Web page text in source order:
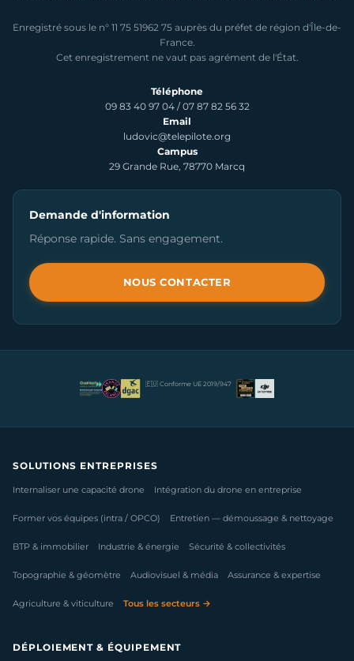
Enregistré sous le n° 11 75 51962 75 auprès du préfet de région d'Île-de-
France.
Cet enregistrement ne vaut pas agrément de l'État.
Téléphone
09 83 40 97 04 /07 87 82 56 32
Email
ludovic@telepilote.org
Campus
29 Grande Rue, 78770 Marcq
Demande d'information
Réponse rapide. Sans engagement.
NOUS CONTACTER
🇪🇺 Conforme UE 2019/947
SOLUTIONS ENTREPRISES
Internaliser une capacité drone Intégration du drone en entreprise
Former vos équipes (intra / OPCO) Entretien — démoussage & nettoyage
BTP & immobilier Industrie & énergie Sécurité & collectivités
Topographie & géomètre Audiovisuel & média Assurance & expertise
Agriculture & viticulture Tous les secteurs →
DÉPLOIEMENT & ÉQUIPEMENT